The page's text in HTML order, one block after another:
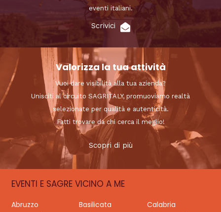
eventi italiani.
Scrivici
Valorizza la tua attività
Vuoi dare visibilità alla tua azienda?
Unisciti al circuito SAGRITALY, promuoviamo realtà
selezionate per qualità e autenticità.
Fatti trovare da chi cerca il meglio!
Scopri di più
EVENTI E SAGRE VICINO A ME
Abruzzo Basilicata
Calabria